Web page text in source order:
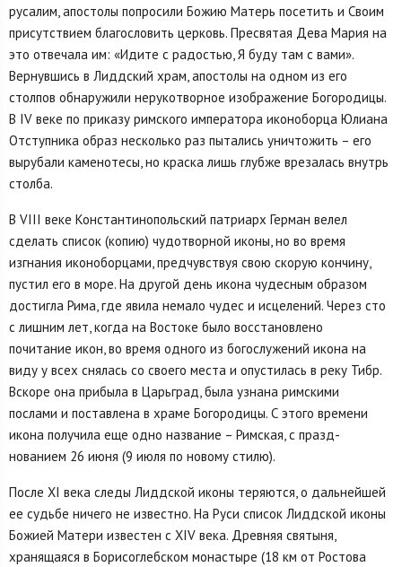
русалим, апостолы попросили Божию Матерь посетить и Своим
присутствием благословить церковь. Пресвятая Дева Мария на
это отвечала им: «Идите с радостью, Я буду там с вами».
Вернувшись в Лиддский храм, апостолы на одном из его
столпов обнаружили нерукотворное изображение Богородицы.
В IV веке по приказу римского императора иконоборца Юлиана
Отступника образ несколько раз пытались уничтожить – его
вырубали каменотесы, но краска лишь глубже врезалась внутрь
столба.
В VIII веке Константинопольский патриарх Герман велел
сделать список (копию) чудотвор­ной иконы, но во время
изгнания иконоборцами, предчувствуя свою скорую кончину,
пустил его в море. На другой день икона чудесным образом
достигла Рима, где явила немало чудес и исцелений. Через сто
с лишним лет, когда на Востоке было восстановлено
почитание икон, во время одного из богослужений икона на
виду у всех снялась со своего места и опустилась в реку Тибр.
Вскоре она прибыла в Царьград, была узнана римскими
послами и поставлена в храме Богородицы. С этого времени
икона получила еще одно название – Римская, с празд­
нованием 26 июня (9 июля по новому стилю).
После XI века следы Лиддской иконы теряются, о дальнейшей
ее судьбе ничего не из­вестно. На Руси список Лиддской иконы
Божией Матери известен с XIV века. Древняя святыня,
хранящаяся в Борисоглебском монастыре (18 км от Ростова